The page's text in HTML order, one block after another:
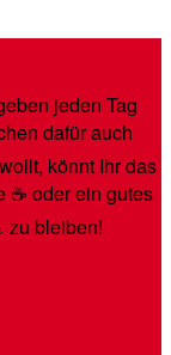
jeden Tag
dafür auch
könnt Ihr das
☕️ oder ein gutes
zu bleiben!